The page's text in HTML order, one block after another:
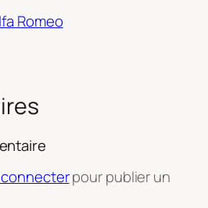
Romeo
pour publier un